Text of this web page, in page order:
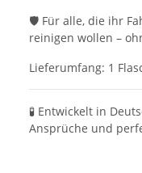
🛡️ Für alle, die ihr
reinigen wollen –
Lieferumfang: 1
🧪 Entwickelt in
Ansprüche und